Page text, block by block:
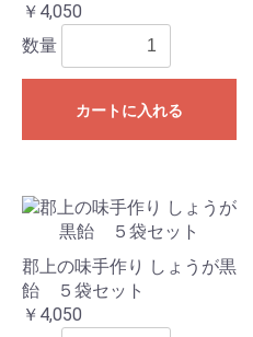
￥4,050
数量
カートに入れる
郡上の味手作り しょうが黒
飴 ５袋セット
￥4,050